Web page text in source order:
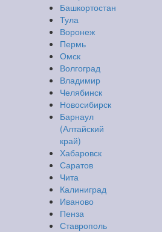
Башкортостан
Тула
Воронеж
Пермь
Омск
Волгоград
Владимир
Челябинск
Новосибирск
Барнаул
(Алтайский
край)
Хабаровск
Саратов
Чита
Калиниград
Иваново
Пенза
Ставрополь